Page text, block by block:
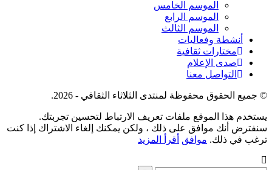
الموسم الخامس
الموسم الرابع
الموسم الثالث
أنشطة وفعاليات
مختارات ثقافية
صدى الإعلام
التواصل معنا
© جميع الحقوق محفوظة لمنتدى الثلاثاء الثقافي - 2026.
يستخدم هذا الموقع ملفات تعريف الارتباط لتحسين تجربتك.
سنفترض أنك موافق على ذلك ، ولكن يمكنك إلغاء الاشتراك إذا كنت
ترغب في ذلك. موافق أقرأ المزيد